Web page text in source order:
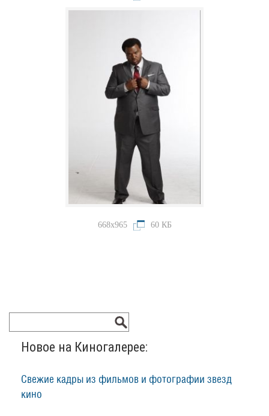
668x965 60 КБ
Новое на Киногалерее:
Свежие кадры из фильмов и фотографии звезд
кино